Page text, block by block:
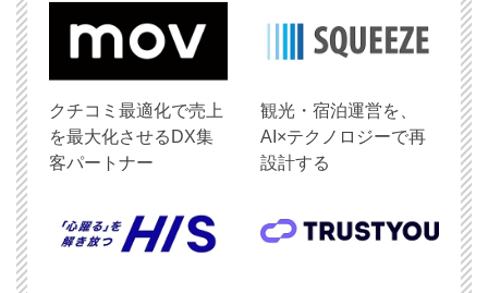
クチコミ最適化で売上
を最大化させるDX集
客パートナー
観光・宿泊運営を、
AI×テクノロジーで再
設計する